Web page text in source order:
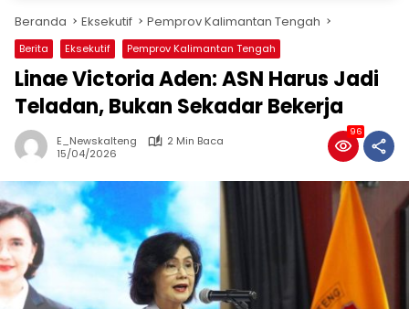
Beranda Eksekutif Pemprov Kalimantan Tengah
Berita Eksekutif Pemprov Kalimantan Tengah
Linae Victoria Aden: ASN Harus Jadi
Teladan, Bukan Sekadar Bekerja
E_Newskalteng
2 Min Baca
15/04/2026
96